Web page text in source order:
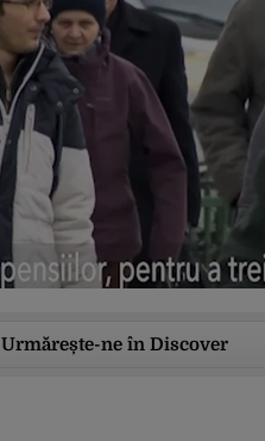
Urmărește-ne în Discover